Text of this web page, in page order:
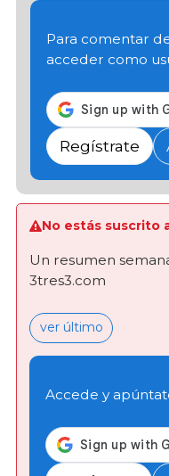
Para comentar
acceder como
Regístrate
No estás suscrito
Un resumen
3tres3.com
ver último
Accede y